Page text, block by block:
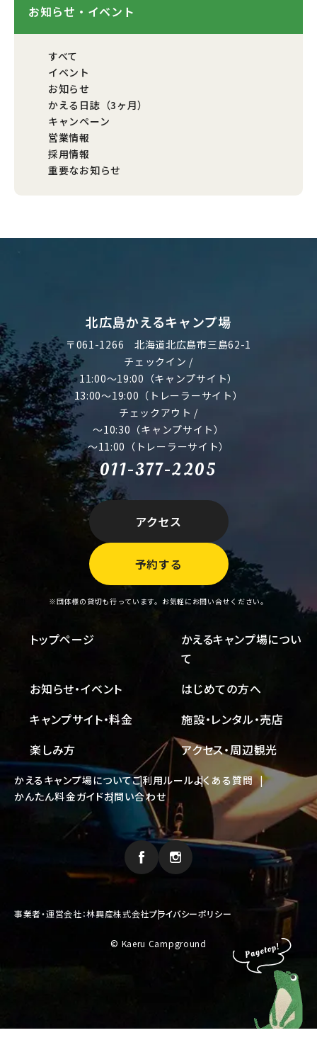
お知らせ・イベント
すべて
イベント
お知らせ
かえる日誌（3ヶ月）
キャンペーン
営業情報
採用情報
重要なお知らせ
北広島かえるキャンプ場
〒061-1266 北海道北広島市三島62-1
チェックイン /
11:00～19:00（キャンプサイト）
13:00～19:00（トレーラーサイト）
チェックアウト /
～10:30（キャンプサイト）
～11:00（トレーラーサイト）
011-377-2205
アクセス
予約する
※団体様の貸切も行っています。お気軽にお問い合せください。
トップページ
かえるキャンプ場につい
て
お知らせ・イベント
はじめての方へ
キャンプサイト・料金
施設・レンタル・売店
楽しみ方
アクセス・周辺観光
かえるキャンプ場についてご利用ルールよくある質問
かんたん料金ガイドお問い合わせ
事業者・運営会社：林興産株式会社プライバシーポリシー
© Kaeru Campground